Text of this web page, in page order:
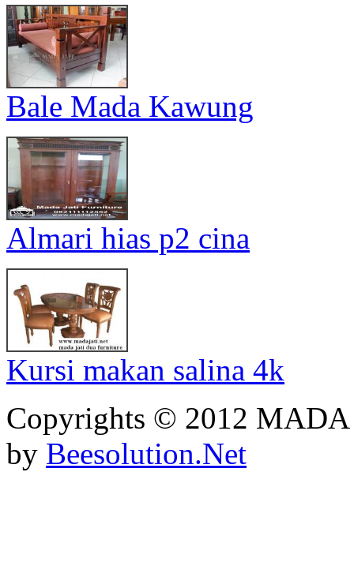
Bale Mada Kawung
Almari hias p2 cina
Kursi makan salina 4k
Copyrights © 2012
by Beesolution.Net